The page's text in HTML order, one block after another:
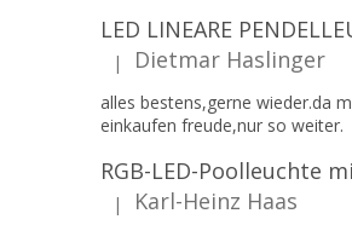
Die Produktbewertung beträgt 5
| Dietmar Haslinger
alles bestens,gerne wieder.da
einkaufen freude,nur so weiter.
Die Produktbewertung beträgt 5
| Karl-Heinz Haas